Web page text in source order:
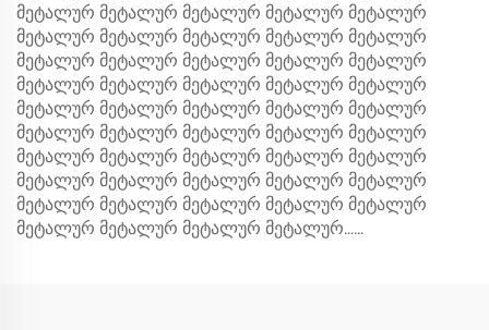
მეტალურ მეტალურ მეტალურ მეტალურ მეტალურ
მეტალურ მეტალურ მეტალურ მეტალურ მეტალურ
მეტალურ მეტალურ მეტალურ მეტალურ მეტალურ
მეტალურ მეტალურ მეტალურ მეტალურ მეტალურ
მეტალურ მეტალურ მეტალურ მეტალურ მეტალურ
მეტალურ მეტალურ მეტალურ მეტალურ მეტალურ
მეტალურ მეტალურ მეტალურ მეტალურ მეტალურ
მეტალურ მეტალურ მეტალურ მეტალურ მეტალურ
მეტალურ მეტალურ მეტალურ მეტალურ მეტალურ
მეტალურ მეტალურ მეტალურ მეტალურ......